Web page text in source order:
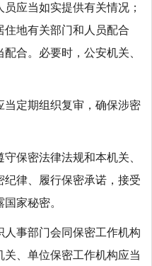
应当如实提供有关情况；
住地有关部门和人员配合
合。必要时，公安机关、
定期组织复审，确保涉密
保密法律法规和本机关、
律、履行保密承诺，接受
家秘密。
人事部门会同保密工作机构
、单位保密工作机构应当